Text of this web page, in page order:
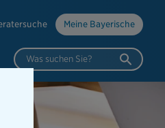
Meine Bayerische
Was suchen Sie?